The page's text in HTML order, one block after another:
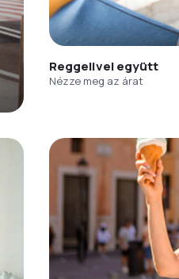
Reggelivel együtt
Nézze meg az árat